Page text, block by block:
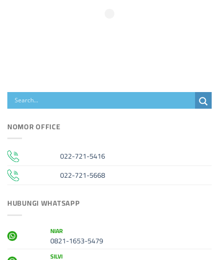
NOMOR OFFICE
022-721-5416
022-721-5668
HUBUNGI WHATSAPP
NIAR
0821-1653-5479
SILVI